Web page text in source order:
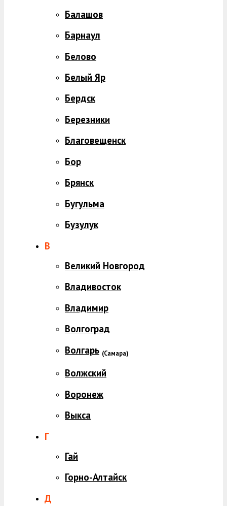
Балашов
Барнаул
Белово
Белый Яр
Бердск
Березники
Благовещенск
Бор
Брянск
Бугульма
Бузулук
В
Великий Новгород
Владивосток
Владимир
Волгоград
Волгарь (Самара)
Волжский
Воронеж
Выкса
Г
Гай
Горно-Алтайск
Д